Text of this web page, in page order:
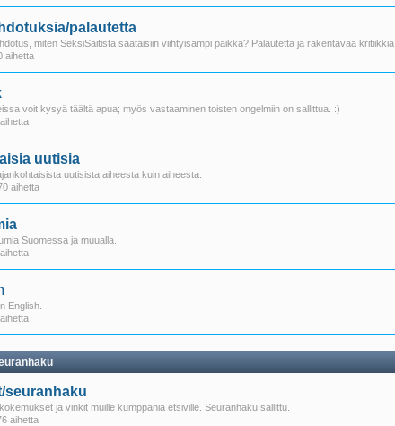
palautetta
miten SeksiSaitista saataisiin viihtyisämpi paikka? Palautetta ja rakentavaa kritiikkiä.
aihetta
voit kysyä täältä apua; myös vastaaminen toisten ongelmiin on sallittua. :)
uutisia
uutisista aiheesta kuin aiheesta.
aihetta
Suomessa ja muualla.
English.
seuranhaku
ja vinkit muille kumppania etsiville. Seuranhaku sallittu.
aihetta